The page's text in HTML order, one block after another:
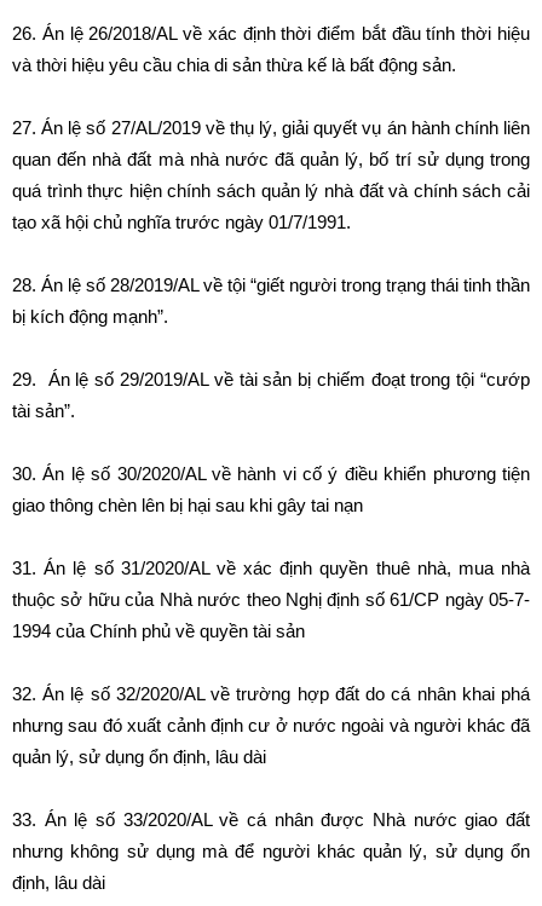
26. Án lệ 26/2018/AL về xác định thời điểm bắt đầu tính thời hiệu
và thời hiệu yêu cầu chia di sản thừa kế là bất động sản.
27. Án lệ số 27/AL/2019 về thụ lý, giải quyết vụ án hành chính liên
quan đến nhà đất mà nhà nước đã quản lý, bố trí sử dụng trong
quá trình thực hiện chính sách quản lý nhà đất và chính sách cải
tạo xã hội chủ nghĩa trước ngày 01/7/1991.
28. Án lệ số 28/2019/AL về tội “giết người trong trạng thái tinh thần
bị kích động mạnh”.
29. Án lệ số 29/2019/AL về tài sản bị chiếm đoạt trong tội “cướp
tài sản”.
30. Án lệ số 30/2020/AL về hành vi cố ý điều khiển phương tiện
giao thông chèn lên bị hại sau khi gây tai nạn
31. Án lệ số 31/2020/AL về xác định quyền thuê nhà, mua nhà
thuộc sở hữu của Nhà nước theo Nghị định số 61/CP ngày 05-7-
1994 của Chính phủ về quyền tài sản
32. Án lệ số 32/2020/AL về trường hợp đất do cá nhân khai phá
nhưng sau đó xuất cảnh định cư ở nước ngoài và người khác đã
quản lý, sử dụng ổn định, lâu dài
33. Án lệ số 33/2020/AL về cá nhân được Nhà nước giao đất
nhưng không sử dụng mà để người khác quản lý, sử dụng ổn
định, lâu dài